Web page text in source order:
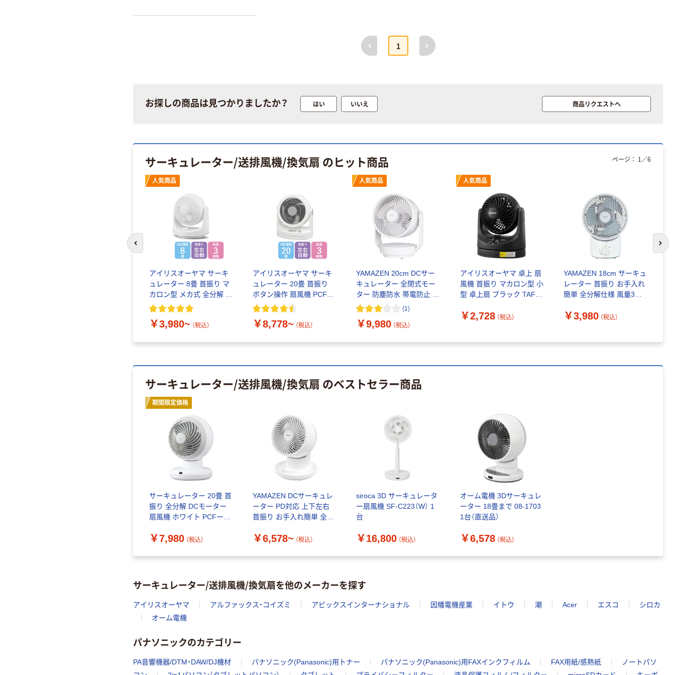
前へ
1
次へ
お探しの商品は見つかりましたか？ はい いいえ 商品リクエストへ
サーキュレーター/送排風機/換気扇 のヒット商品
人気商品
アイリスオーヤマ サーキ
ュレーター 8畳 首振り マ
カロン型 メカ式 全分解 扇
風機 PCF-MKM15EC
￥3,980~ （税込）
アイリスオーヤマ サーキ
ュレーター 20畳 首振り
ボタン操作 扇風機 PCF-
HM23
￥8,778~ （税込）
人気商品
YAMAZEN 20cm DCサー
キュレーター 全閉式モー
ター 防塵防水 帯電防止 全
分解 コード長2.4m YAR-
(1)
￥9,980 （税込）
人気商品
アイリスオーヤマ 卓上 扇
風機 首振り マカロン型 小
型 卓上扇 ブラック TAF-
￥2,728 （税込）
YAMAZEN 18cm サーキュ
レーター 首振り お手入れ
簡単 全分解仕様 風量3段
￥3,980 （税込）
ページ： 1 ／6
前のスライドへ 次
サーキュレーター/送排風機/換気扇 のベストセラー商品
期間限定価格
サーキュレーター 20畳 首
振り 全分解 DCモーター
扇風機 ホワイト PCFー
￥7,980 （税込）
YAMAZEN DCサーキュレ
ーター PD対応 上下左右
首振り お手入れ簡単 全分
￥6,578~ （税込）
siroca 3D サーキュレータ
ー扇風機 SF-C223（W） 1
台
￥16,800 （税込）
オーム電機 3Dサーキュレ
ーター 18畳まで 08-1703
1台（直送品）
￥6,578 （税込）
サーキュレーター/送排風機/換気扇を他のメーカーを探す
アイリスオーヤマ アルファックス・コイズミ アピックスインターナショナル 因幡電機産業 イトウ 潮 Acer エスコ
シロカ
オーム電機
パナソニックのカテゴリー
PA音響機器/DTM・DAW/DJ機材 パナソニック(Panasonic)用トナー パナソニック(Panasonic)用FAXインクフィルム FAX用紙/感熱紙
ノートパソ